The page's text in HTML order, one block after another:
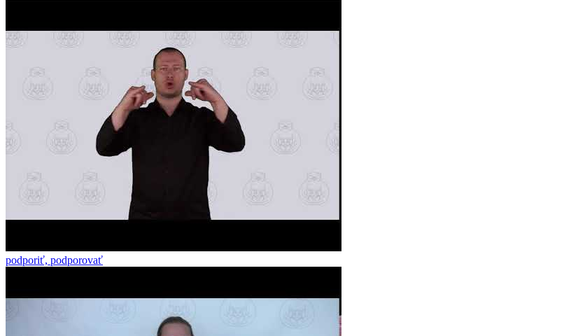
podporiť, podporovať